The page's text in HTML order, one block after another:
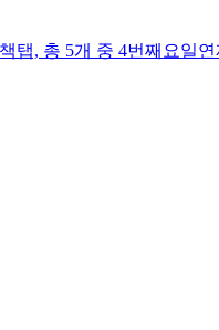
책탭, 총 5개 중 4번째 요일연